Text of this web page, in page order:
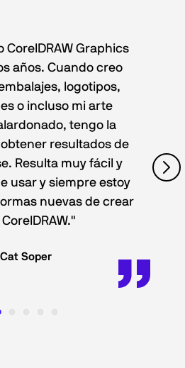
CorelDRAW Graphics
años. Cuando creo
logotipos,
o incluso mi arte
tengo la
resultados de
Resulta muy fácil y
usar y siempre estoy
nuevas de crear
Cat Soper